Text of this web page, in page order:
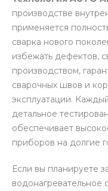
производстве
применяется
сварка нового
избежать дефектов,
производством,
сварочных швов и
эксплуатации.
детальное
обеспечивает
приборов на долгие
Если вы планируете